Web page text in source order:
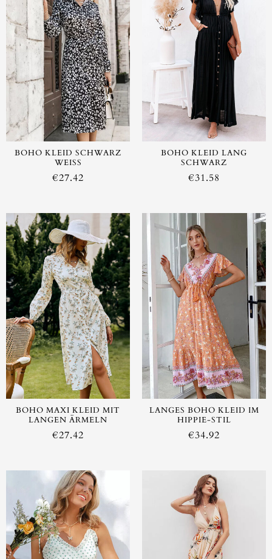
BOHO KLEID SCHWARZ
WEISS
€27.42
BOHO KLEID LANG
SCHWARZ
€31.58
BOHO MAXI KLEID MIT
LANGEN ÄRMELN
€27.42
LANGES BOHO KLEID IM
HIPPIE-STIL
€34.92